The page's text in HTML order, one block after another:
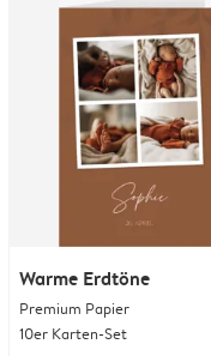
Warme Erdtöne
Premium Papier
10er Karten-Set